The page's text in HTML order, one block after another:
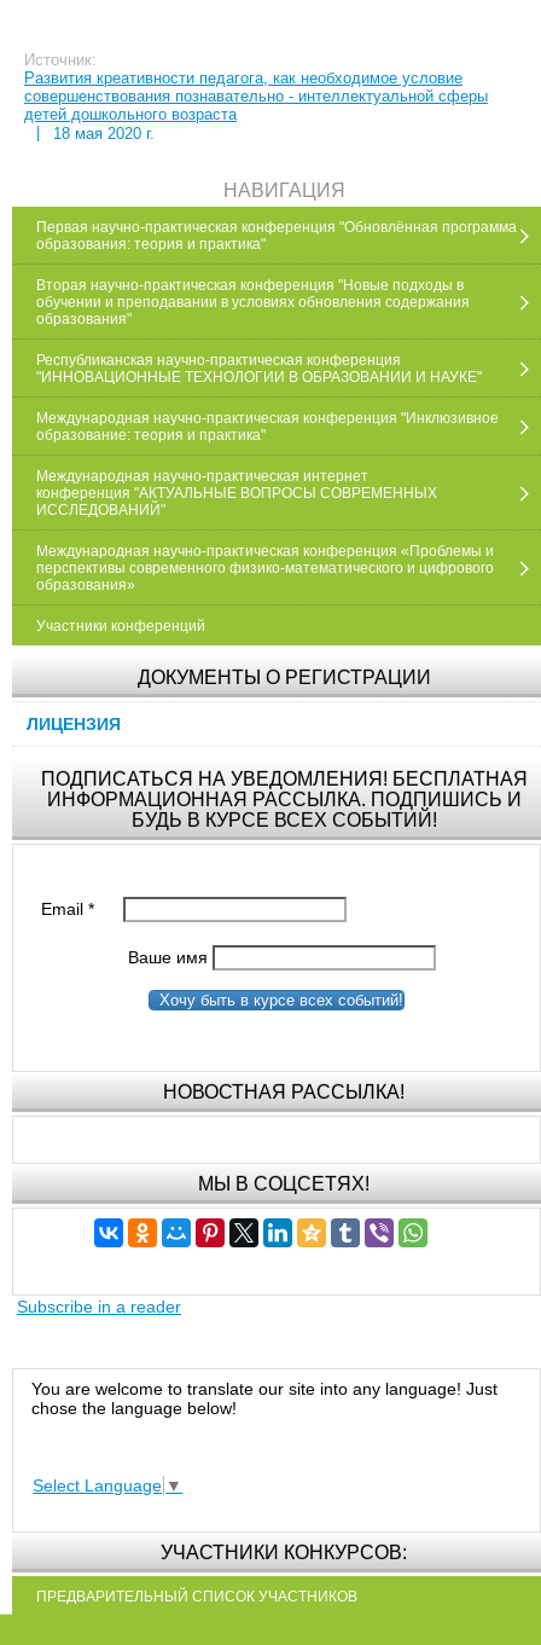
Источник:
Развития креативности педагога, как необходимое условие
совершенствования познавательно - интеллектуальной сферы
детей дошкольного возраста
18 мая 2020 г.
НАВИГАЦИЯ
Первая научно-практическая конференция "Обновлённая программа
образования: теория и практика"
Вторая научно-практическая конференция "Новые подходы в
обучении и преподавании в условиях обновления содержания
образования"
Республиканская научно-практическая конференция
"ИННОВАЦИОННЫЕ ТЕХНОЛОГИИ В ОБРАЗОВАНИИ И НАУКЕ"
Международная научно-практическая конференция "Инклюзивное
образование: теория и практика"
Международная научно-практическая интернет
конференция "АКТУАЛЬНЫЕ ВОПРОСЫ СОВРЕМЕННЫХ
ИССЛЕДОВАНИЙ"
Международная научно-практическая конференция «Проблемы и
перспективы современного физико-математического и цифрового
образования»
Участники конференций
ДОКУМЕНТЫ О РЕГИСТРАЦИИ
ЛИЦЕНЗИЯ
ПОДПИСАТЬСЯ НА УВЕДОМЛЕНИЯ! БЕСПЛАТНАЯ
ИНФОРМАЦИОННАЯ РАССЫЛКА. ПОДПИШИСЬ И
БУДЬ В КУРСЕ ВСЕХ СОБЫТИЙ!
Email*
Ваше имя
Хочу быть в курсе всех событий!
НОВОСТНАЯ РАССЫЛКА!
МЫ В СОЦСЕТЯХ!
Subscribe in a reader
You are welcome to translate our site into any language! Just
chose the language below!
Select Language ▼
УЧАСТНИКИ КОНКУРСОВ:
ПРЕДВАРИТЕЛЬНЫЙ СПИСОК УЧАСТНИКОВ